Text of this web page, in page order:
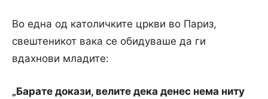
Во една од католичките цркви во Париз,
свештеникот вака се обидуваше да ги
вдахнови младите:
„Барате докази, велите дека денес нема ниту